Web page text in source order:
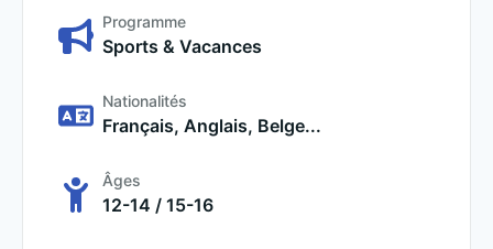
Programme
Sports & Vacances
Nationalités
Français, Anglais, Belge...
Âges
12-14 / 15-16